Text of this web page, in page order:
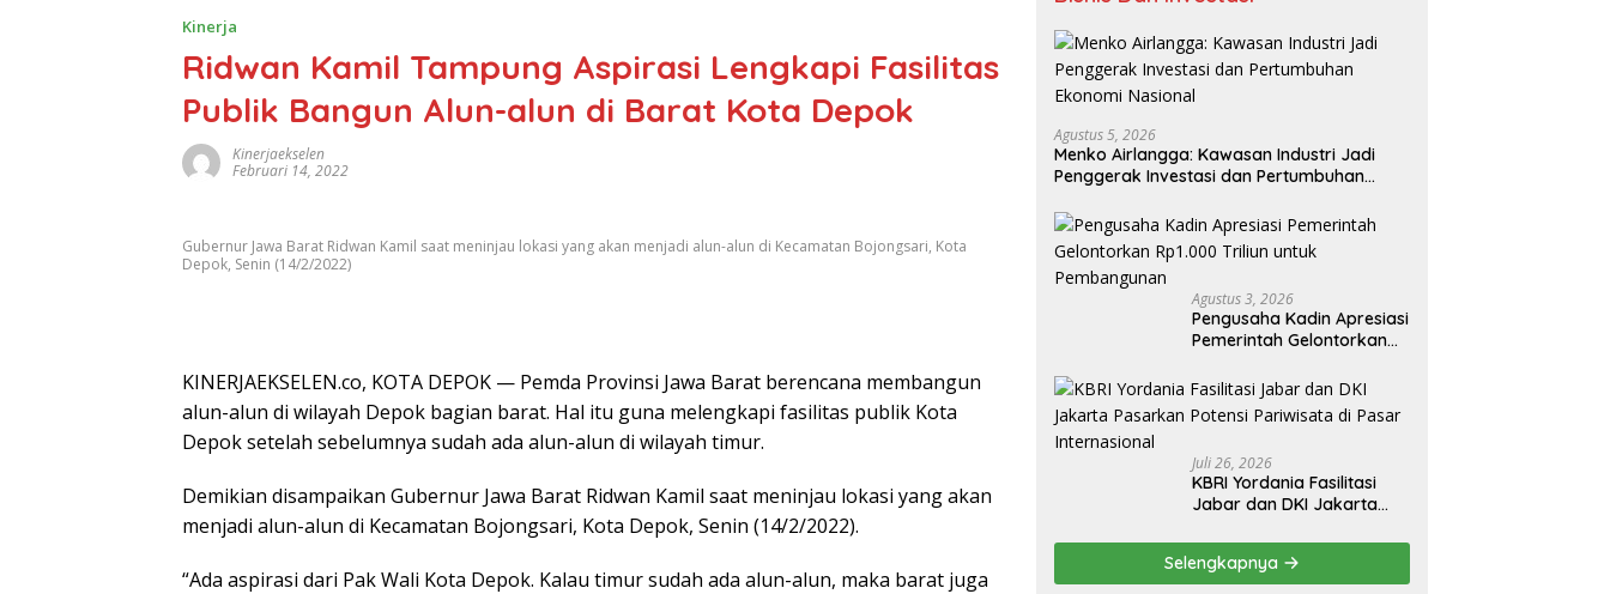
Kinerja
Ridwan Kamil Tampung Aspirasi Lengkapi Fasilitas
Publik Bangun Alun-alun di Barat Kota Depok
Kinerjaekselen
Februari 14, 2022
Gubernur Jawa Barat Ridwan Kamil saat meninjau lokasi yang akan menjadi alun-alun di Kecamatan Bojongsari, Kota
Depok, Senin (14/2/2022)
KINERJAEKSELEN.co, KOTA DEPOK — Pemda Provinsi Jawa Barat berencana membangun
alun-alun di wilayah Depok bagian barat. Hal itu guna melengkapi fasilitas publik Kota
Depok setelah sebelumnya sudah ada alun-alun di wilayah timur.
Demikian disampaikan Gubernur Jawa Barat Ridwan Kamil saat meninjau lokasi yang akan
menjadi alun-alun di Kecamatan Bojongsari, Kota Depok, Senin (14/2/2022).
“Ada aspirasi dari Pak Wali Kota Depok. Kalau timur sudah ada alun-alun, maka barat juga
Agustus 5, 2026
Menko Airlangga: Kawasan Industri Jadi
Penggerak Investasi dan Pertumbuhan
Agustus 3, 2026
Pengusaha Kadin Apresiasi
Pemerintah Gelontorkan
Pembangunan
Juli 26, 2026
KBRI Yordania Fasilitasi
Jabar dan DKI Jakarta
Pariwisata di Pasar
Internasional
Selengkapnya